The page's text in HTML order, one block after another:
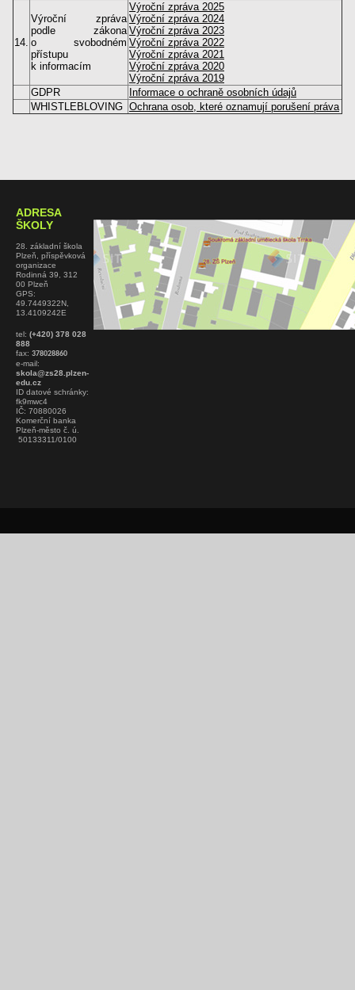
14.
Výroční zpráva
podle zákona
o svobodném
přístupu
k informacím
Výroční zpráva 2025
Výroční zpráva 2024
Výroční zpráva 2023
Výroční zpráva 2022
Výroční zpráva 2021
Výroční zpráva 2020
Výroční zpráva 2019
GDPR
Informace o ochraně osobních údajů
WHISTLEBLOVING Ochrana osob, které oznamují porušení práva
ADRESA
ŠKOLY
28. základní škola
Plzeň, příspěvková
organizace
Rodinná 39, 312
00 Plzeň
GPS:
49.7449322N,
13.4109242E
tel: (+420) 378 028
888
fax: 378028860
e-mail:
skola@zs28.plzen-
edu.cz
ID datové schránky:
fk9mwc4
IČ: 70880026
Komerční banka
Plzeň-město č. ú.
50133311/0100